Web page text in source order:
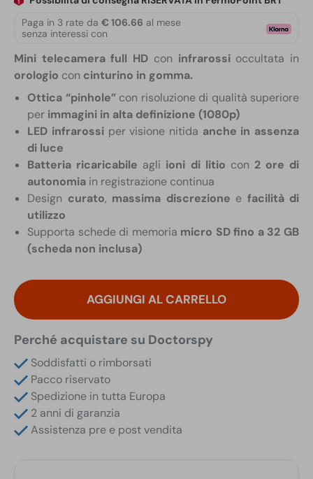
Paga in 3 rate da € 106.66 al mese
senza interessi con
Mini telecamera full HD con infrarossioccultata in
orologio con cinturino in gomma.
Ottica “pinhole”con risoluzione di qualità superiore
per immagini in alta definizione (1080p)
LED infrarossiper visione nitida anche in assenza
di luce
Batteria ricaricabile agli ioni di litio con 2 ore di
autonomia in registrazione continua
Design curato, massima discrezione e facilità di
utilizzo
Supporta schede di memoria micro SD fino a 32 GB
(scheda non inclusa)
Telecamera
Full
HD
Infrarossi
in
Orologio
con
Cinturino
Nero
AGGIUNGI AL CARRELLO
Perché acquistare su Doctorspy
Soddisfatti o rimborsati
Pacco riservato
Spedizione in tutta Europa
2 anni di garanzia
Assistenza pre e post vendita